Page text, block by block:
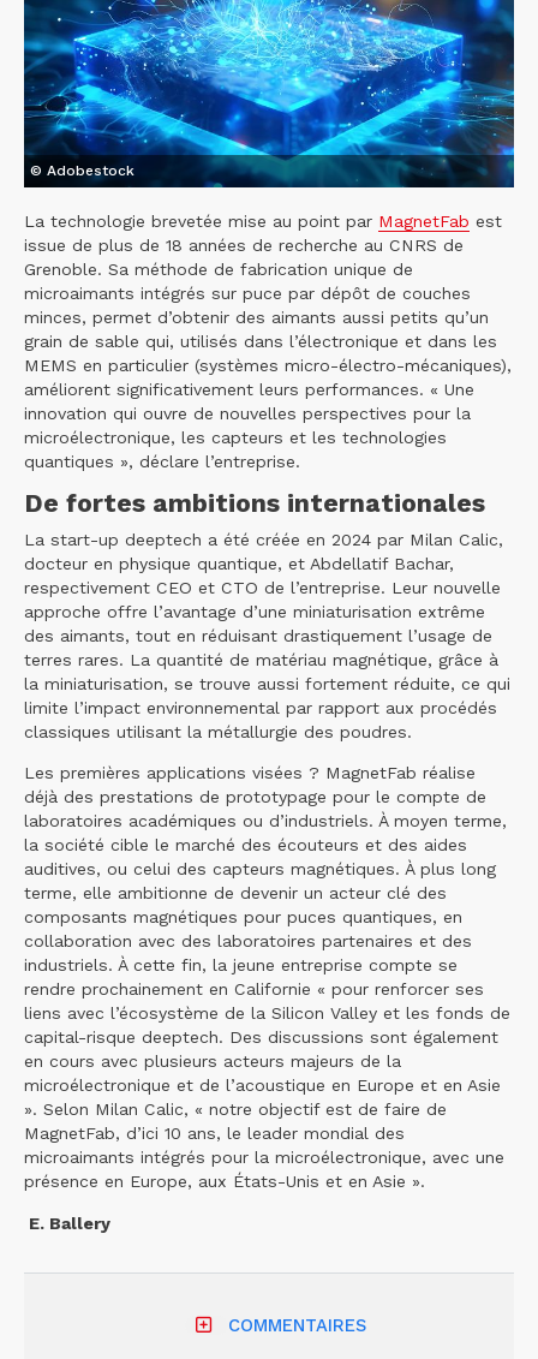
© Adobestock
La technologie brevetée mise au point par MagnetFab est
issue de plus de 18 années de recherche au CNRS de
Grenoble. Sa méthode de fabrication unique de
microaimants intégrés sur puce par dépôt de couches
minces, permet d’obtenir des aimants aussi petits qu’un
grain de sable qui, utilisés dans l’électronique et dans les
MEMS en particulier (systèmes micro-électro-mécaniques),
améliorent significativement leurs performances. « Une
innovation qui ouvre de nouvelles perspectives pour la
microélectronique, les capteurs et les technologies
quantiques », déclare l’entreprise.
De fortes ambitions internationales
La start-up deeptech a été créée en 2024 par Milan Calic,
docteur en physique quantique, et Abdellatif Bachar,
respectivement CEO et CTO de l’entreprise. Leur nouvelle
approche offre l’avantage d’une miniaturisation extrême
des aimants, tout en réduisant drastiquement l’usage de
terres rares. La quantité de matériau magnétique, grâce à
la miniaturisation, se trouve aussi fortement réduite, ce qui
limite l’impact environnemental par rapport aux procédés
classiques utilisant la métallurgie des poudres.
Les premières applications visées ? MagnetFab réalise
déjà des prestations de prototypage pour le compte de
laboratoires académiques ou d’industriels. À moyen terme,
la société cible le marché des écouteurs et des aides
auditives, ou celui des capteurs magnétiques. À plus long
terme, elle ambitionne de devenir un acteur clé des
composants magnétiques pour puces quantiques, en
collaboration avec des laboratoires partenaires et des
industriels. À cette fin, la jeune entreprise compte se
rendre prochainement en Californie « pour renforcer ses
liens avec l’écosystème de la Silicon Valley et les fonds de
capital-risque deeptech. Des discussions sont également
en cours avec plusieurs acteurs majeurs de la
microélectronique et de l’acoustique en Europe et en Asie
». Selon Milan Calic, « notre objectif est de faire de
MagnetFab, d’ici 10 ans, le leader mondial des
microaimants intégrés pour la microélectronique, avec une
présence en Europe, aux États-Unis et en Asie ».
E. Ballery
COMMENTAIRES